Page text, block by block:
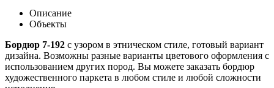
Описание
Объекты
Бордюр 7-192 с узором в этническом стиле, готовый вариант
дизайна. Возможны разные варианты цветового оформления с
использованием других пород. Вы можете заказать бордюр
художественного паркета в любом стиле и любой сложности